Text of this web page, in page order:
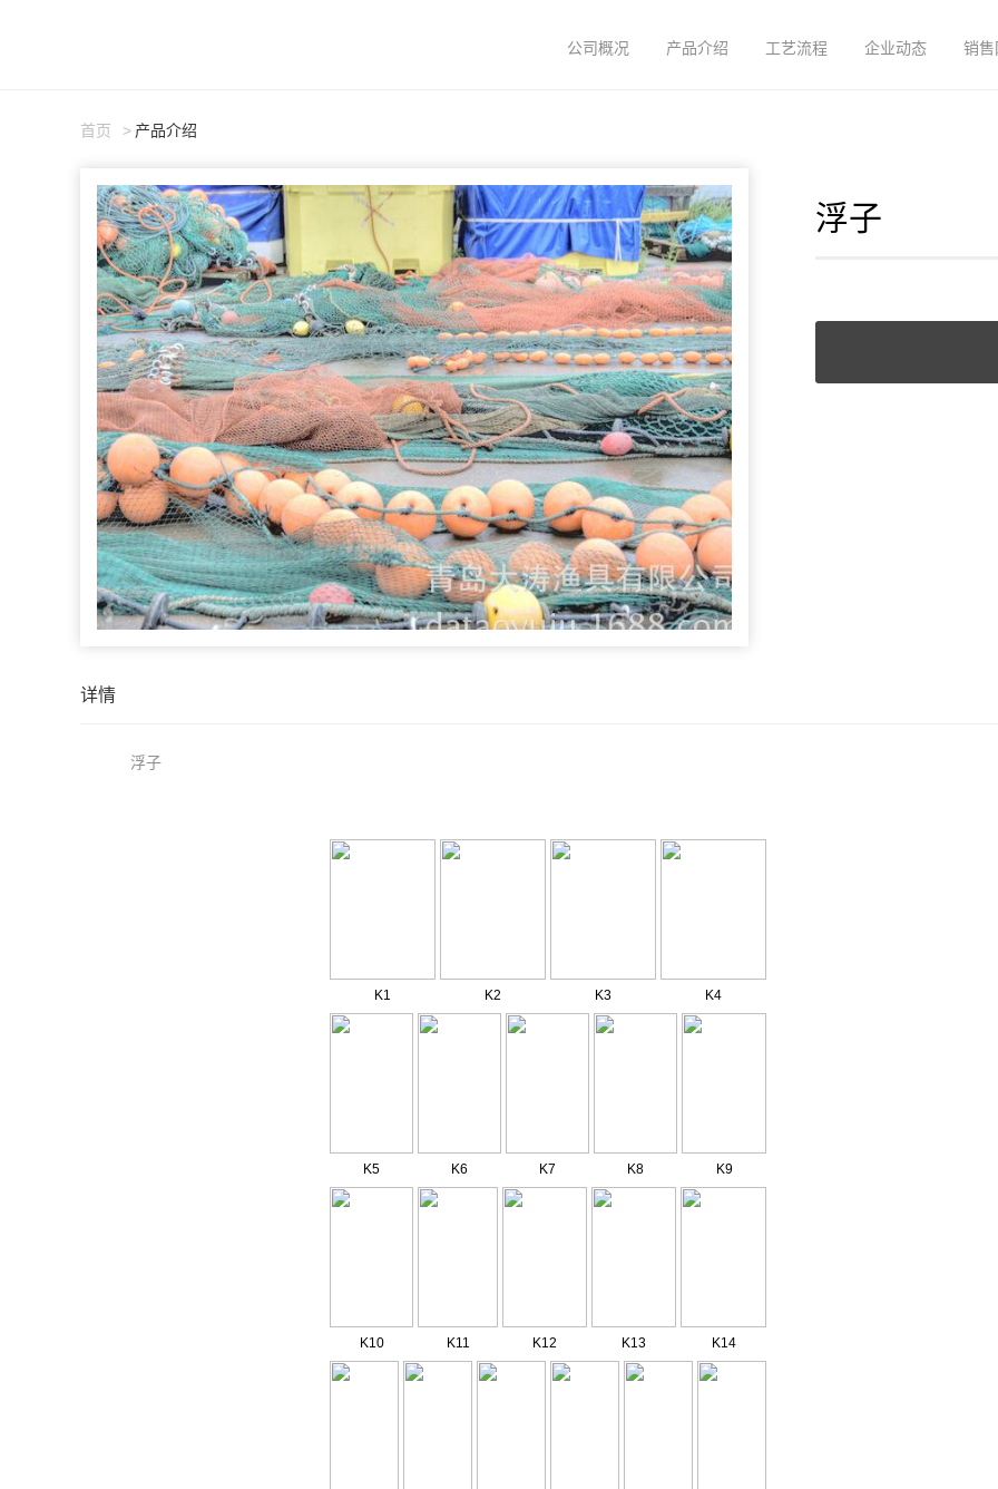
公司概况 产品介绍 工艺流程 企业动态 销售
首页 产品介绍
浮子
详情
浮子
K1 K2 K3 K4
K5 K6 K7 K8 K9
K10 K11 K12 K13 K14